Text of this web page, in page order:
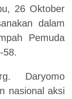
26 Oktober
dalam
Pemuda
58.
Daryomo
nasional aksi